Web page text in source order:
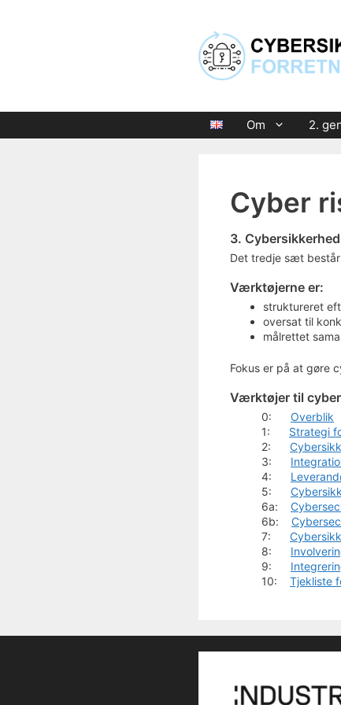
Om 2.
Cyber
3.
Det tredje sæt
Værktøjerne er:
struktureret
oversat til
målrettet
Fokus er på at gøre
Værktøjer til
0: Overblik
1: Strategi
2:
3:
4:
5:
6a:
6b:
7:
8:
9:
10: Tjekliste